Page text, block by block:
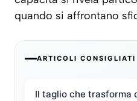
quando si affrontano
ARTICOLI CONSIGLIATI
Il taglio che trasforma